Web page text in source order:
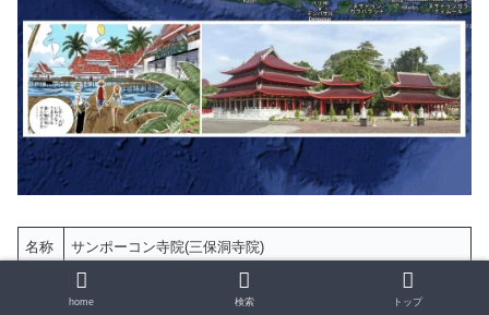
名称 サンポーコン寺院(三保洞寺院)
インドネシア・ジャワ島
home 検索 トップ